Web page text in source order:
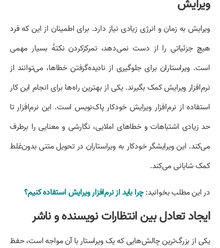
ویرایش
ویرایش به زمان و انرژی زیادی نیاز دارد. برای اطمینان از این که فرد
هیچ جزئیاتی را از دست نمی‌دهد، تمرکزکردن نکتهٔ بسیار مهمی
است. ویراستاران برای جلوگیری از نادیده‌گرفتن خطاها، می‌توانند از
نرم‌افزار ویرایش کمک بگیرند. یکی از بهترین راه‌ها برای انجام این کار
استفاده از نرم‌افزار ویرایش خودکار پاک‌نویس است. این نرم‌افزار تا
حد زیادی اشتباهات و خطاهای املایی، نگارشی و معنایی را برطرف
می‌کند. این ویرایشگر خودکار به ویراستاران در تحویل متنی بدون‌غلط
کمک شایانی می‌کند.
در این مطلب بخوانید:چرا باید از نرم‌افزار ویرایش استفاده کنیم؟
ایجاد تعادل بین انتظارات نویسنده و ناشر
یکی از بزرگ‌ترین چالش‌هایی که یک ویراستار با آن مواجه است، حفظ